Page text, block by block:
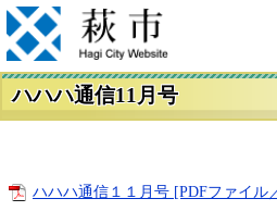
ハハハ通信11月号
ハハハ通信１１月号 [PDFファイル